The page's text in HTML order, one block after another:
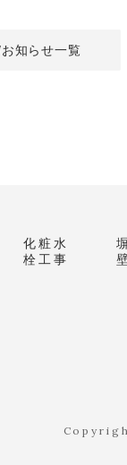
知らせ一覧
化粧水
栓工事